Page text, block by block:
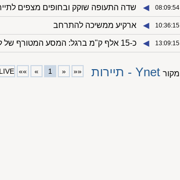
08:09:54
◀︎ שדה התעופה שוקק ובחופים מצפים
10:36:15
◀︎ ארקיע ממשיכה להתרחב
13:09:15
◀︎ כ-15 אלף ק"מ ברגל: המסע המטורף של לוק מבריטניה לווייטנאם
מקור Ynet - תיירות ««
«
1
»
»»
LIVE